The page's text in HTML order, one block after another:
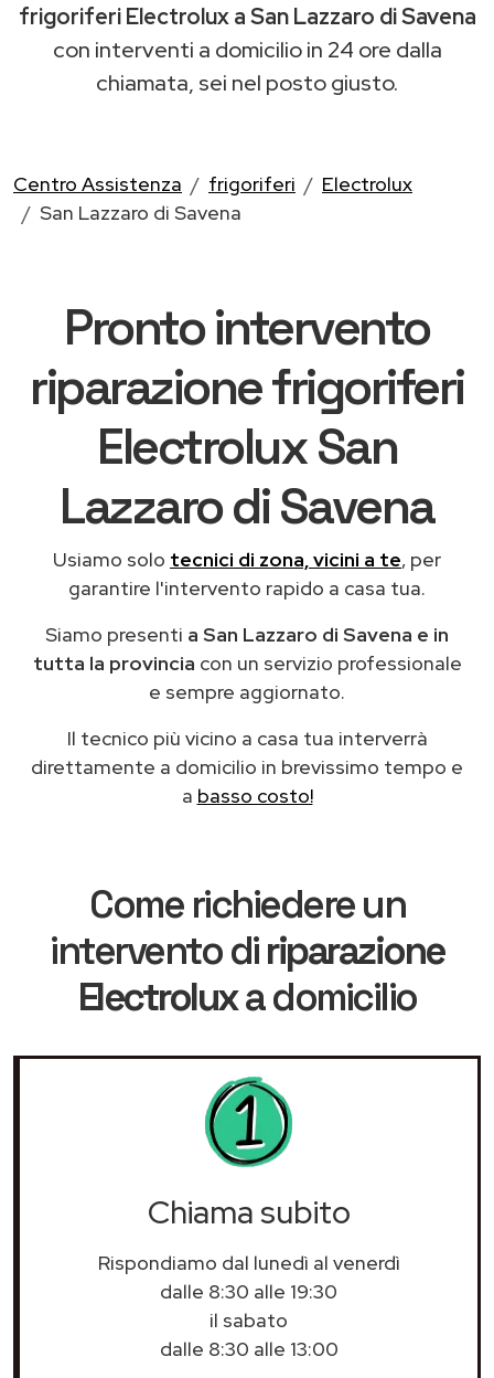
frigoriferi Electrolux a San Lazzaro di Savena
con interventi a domicilio in 24 ore dalla
chiamata, sei nel posto giusto.
Centro Assistenza frigoriferi
Electrolux
San Lazzaro di Savena
Pronto intervento
riparazione frigoriferi
Electrolux San
Lazzaro di Savena
Usiamo solo tecnici di zona, vicini a te, per
garantire l'intervento rapido a casa tua.
Siamo presenti a San Lazzaro di Savena e in
tutta la provincia con un servizio professionale
e sempre aggiornato.
Il tecnico più vicino a casa tua interverrà
direttamente a domicilio in brevissimo tempo e
a basso costo!
Come richiedere un
intervento diriparazione
Electroluxa domicilio
Chiama subito
Rispondiamo dal lunedì al venerdì
dalle 8:30 alle 19:30
il sabato
dalle 8:30 alle 13:00